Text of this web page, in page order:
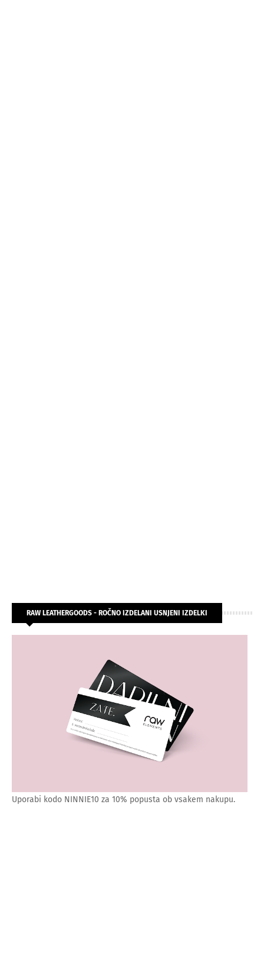
RAW LEATHERGOODS - ROČNO IZDELANI USNJENI IZDELKI
Uporabi kodo NINNIE10 za 10% popusta ob vsakem nakupu.